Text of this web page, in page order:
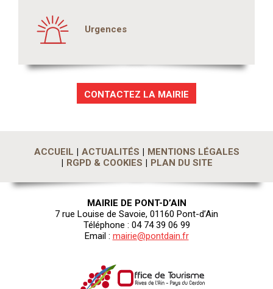
Urgences
CONTACTEZ LA MAIRIE
ACCUEIL ACTUALITÉS
MENTIONS LÉGALES
RGPD & COOKIES
PLAN DU SITE
MAIRIE DE PONT-D’AIN
7 rue Louise de Savoie, 01160 Pont-d’Ain
Téléphone : 04 74 39 06 99
Email : mairie@pontdain.fr